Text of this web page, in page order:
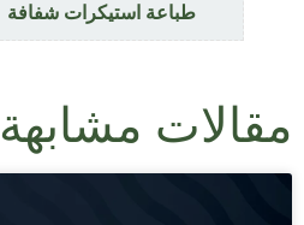
طباعة استيكرات شفافة
مقالات مشابهة